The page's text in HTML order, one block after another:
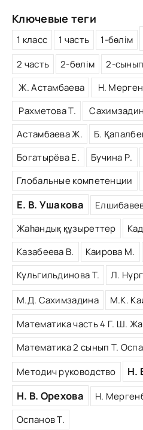
Ключевые теги
1 класс 1 часть 1-бөлім
2 часть
2-бөлім 2-сынып
Ж. Астамбаева
Н.
­ Рахметова Т.
Астамбаева Ж.
Б.
Богатырёва Е.
Бучина Р.
Глобальные компетенции
Е. В. Ушакова
Жаһандық құзыреттер
Казабеева В.
Каирова М.
Кульгильдинова Т.
Л.
М.Д. Сахимзадина
М.К.
Математика часть 4 Г. Ш.
Математика 2 сынып Т.
Методич руководство
Н.
Н. В. Орехова
Н.
Оспанов Т.